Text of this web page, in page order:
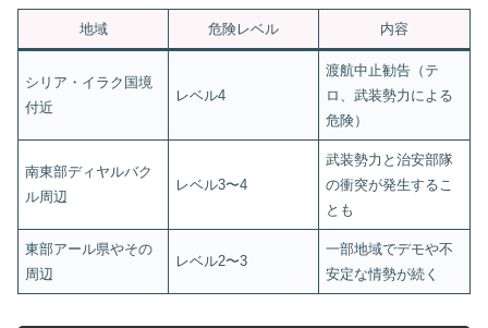
地域 危険レベル 内容
シリア・イラク国境
付近
レベル4
渡航中止勧告（テ
ロ、武装勢力による
危険）
南東部ディヤルバク
ル周辺
レベル3〜4
武装勢力と治安部隊
の衝突が発生するこ
とも
東部アール県やその
周辺
レベル2〜3
一部地域でデモや不
安定な情勢が続く